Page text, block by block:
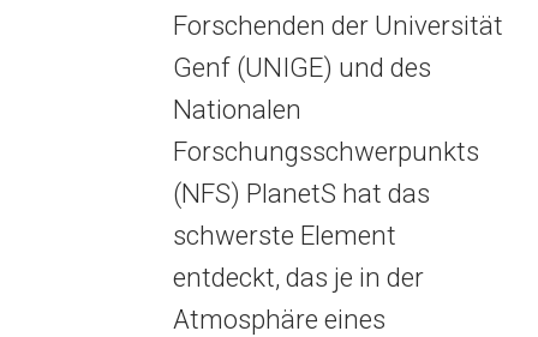
Forschenden der Universität
Genf (UNIGE) und des
Nationalen
Forschungsschwerpunkts
(NFS) PlanetS hat das
schwerste Element
entdeckt, das je in der
Atmosphäre eines